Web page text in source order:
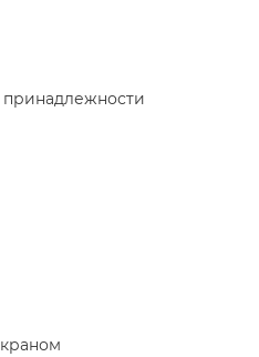
принадлежности